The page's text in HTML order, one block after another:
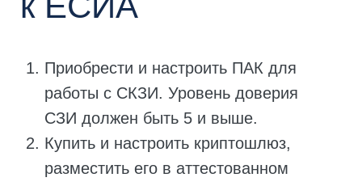
В Регламенте также говорится
отличатся от взаимодействия
Процесс интеграции с API Gateway
потребует значительных ресурсов
технического специалиста с опытом
работы подобными решениями. Для
необходимо будет подобрать